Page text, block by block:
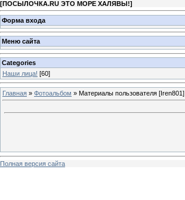
[ПОСЫЛОЧКА.RU ЭТО МОРЕ ХАЛЯВЫ!]
Форма входа
Меню сайта
Categories
Наши лица! [60]
Главная » Фотоальбом » Материалы пользователя [Iren801]
Полная версия сайта